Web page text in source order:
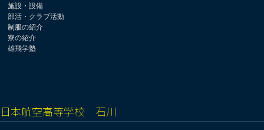
施設・設備
部活・クラブ活動
制服の紹介
寮の紹介
雄飛学塾
日本航空高等学校 石川